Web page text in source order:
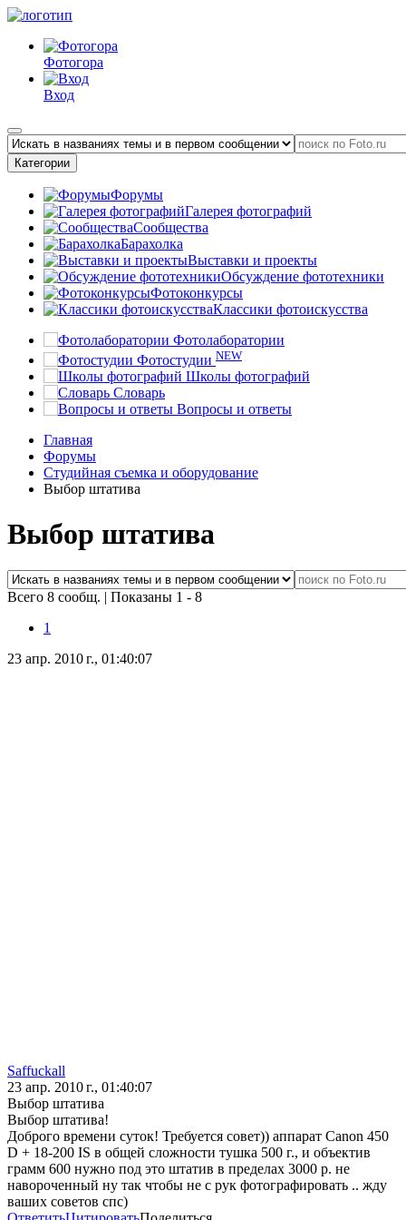
Фотогора
Вход
Категории
Форумы
Галерея фотографий
Сообщества
Барахолка
Выставки и проекты
Обсуждение фототехники
Фотоконкурсы
Классики фотоискусства
Фотолаборатории
Фотостудии NEW
Школы фотографий
Словарь
Вопросы и ответы
Главная
Форумы
Студийная съемка и оборудование
Выбор штатива
Выбор штатива
Всего 8 сообщ. | Показаны 1 - 8
1
23 апр. 2010 г., 01:40:07
Saffuckall
23 апр. 2010 г., 01:40:07
Выбор штатива
Выбор штатива!
Доброго времени суток! Требуется совет)) аппарат Canon 450
D + 18-200 IS в общей сложности тушка 500 г., и объектив
грамм 600 нужно под это штатив в пределах 3000 р. не
навороченный ну так чтобы не с рук фотографировать .. жду
ваших советов спс)